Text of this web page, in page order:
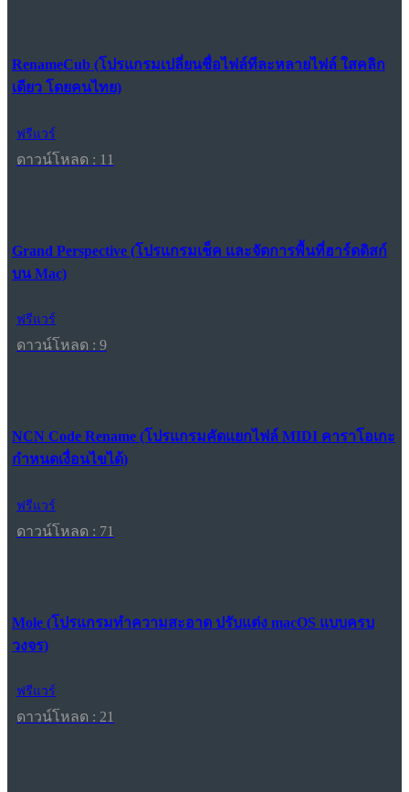
RenameCub (โปรแกรมเปลี่ยนชื่อไฟล์ทีละหลายไฟล์ ใสคลิก
เดียว โดยคนไทย)
ฟรีแวร์
ดาวน์โหลด : 11
Grand Perspective (โปรแกรมเช็ค และจัดการพื้นที่ฮาร์ดดิสก์
บน Mac)
ฟรีแวร์
ดาวน์โหลด : 9
NCN Code Rename (โปรแกรมคัดแยกไฟล์ MIDI คาราโอเกะ
กำหนดเงื่อนไขได้)
ฟรีแวร์
ดาวน์โหลด : 71
Mole (โปรแกรมทำความสะอาด ปรับแต่ง macOS แบบครบ
วงจร)
ฟรีแวร์
ดาวน์โหลด : 21